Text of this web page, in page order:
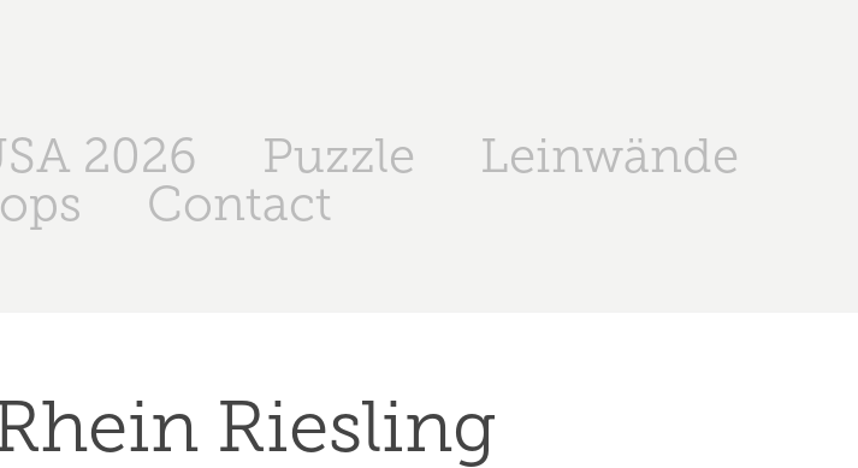
2026 Puzzle
Leinwände
Contact
Riesling